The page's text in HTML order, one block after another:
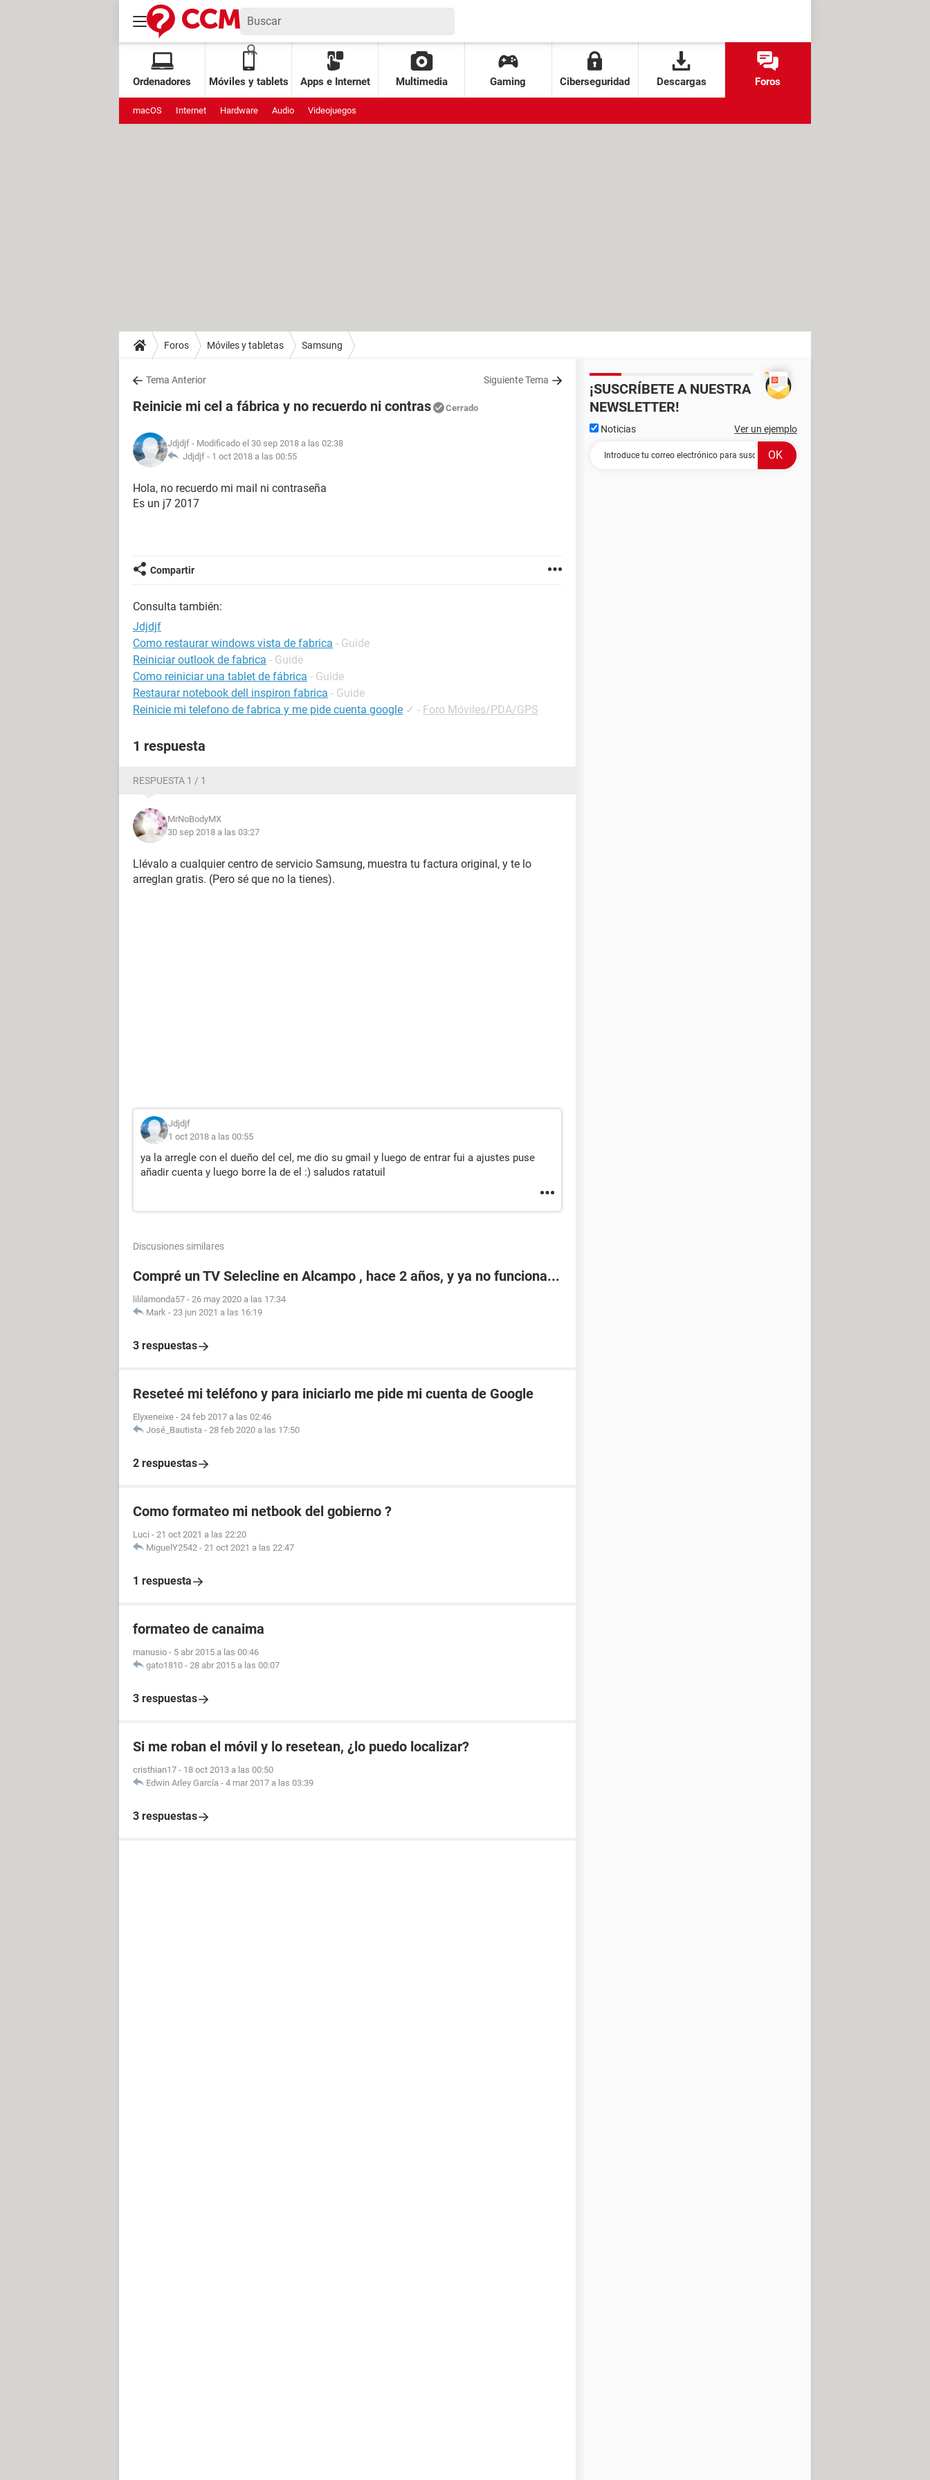
Ordenadores Móviles y tablets Apps e Internet Multimedia Gaming Ciberseguridad Descargas Foros
macOS Internet Hardware Audio Videojuegos
Foros Móviles y tabletas Samsung
Tema Anterior Siguiente Tema
Reinicie mi cel a fábrica y no recuerdo ni contras Cerrado
Jdjdjf - Modificado el 30 sep 2018 a las 02:38
Jdjdjf - 1 oct 2018 a las 00:55
Hola, no recuerdo mi mail ni contraseña
Es un j7 2017
Compartir
Consulta también:
Jdjdjf
Como restaurar windows vista de fabrica - Guide
Reiniciar outlook de fabrica - Guide
Como reiniciar una tablet de fábrica - Guide
Restaurar notebook dell inspiron fabrica - Guide
Reinicie mi telefono de fabrica y me pide cuenta google ✓ - Foro Móviles/PDA/GPS
1 respuesta
RESPUESTA 1 / 1
MrNoBodyMX
30 sep 2018 a las 03:27
Llévalo a cualquier centro de servicio Samsung, muestra tu factura original, y te lo
arreglan gratis. (Pero sé que no la tienes).
Jdjdjf
1 oct 2018 a las 00:55
ya la arregle con el dueño del cel, me dio su gmail y luego de entrar fui a ajustes puse
añadir cuenta y luego borre la de el :) saludos ratatuil
Discusiones similares
Compré un TV Selecline en Alcampo , hace 2 años, y ya no funciona...
lililamonda57 - 26 may 2020 a las 17:34
Mark - 23 jun 2021 a las 16:19
3 respuestas
Reseteé mi teléfono y para iniciarlo me pide mi cuenta de Google
Elyxeneixe - 24 feb 2017 a las 02:46
José_Bautista - 28 feb 2020 a las 17:50
2 respuestas
Como formateo mi netbook del gobierno ?
Luci - 21 oct 2021 a las 22:20
MiguelY2542 - 21 oct 2021 a las 22:47
1 respuesta
formateo de canaima
manusio - 5 abr 2015 a las 00:46
gato1810 - 28 abr 2015 a las 00:07
3 respuestas
Si me roban el móvil y lo resetean, ¿lo puedo localizar?
cristhian17 - 18 oct 2013 a las 00:50
Edwin Arley García - 4 mar 2017 a las 03:39
3 respuestas
¡SUSCRÍBETE A NUESTRA
NEWSLETTER!
Noticias Ver un ejemplo